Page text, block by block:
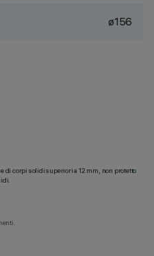
ø156
di corpi solidi superiori a 12 mm, non protetto